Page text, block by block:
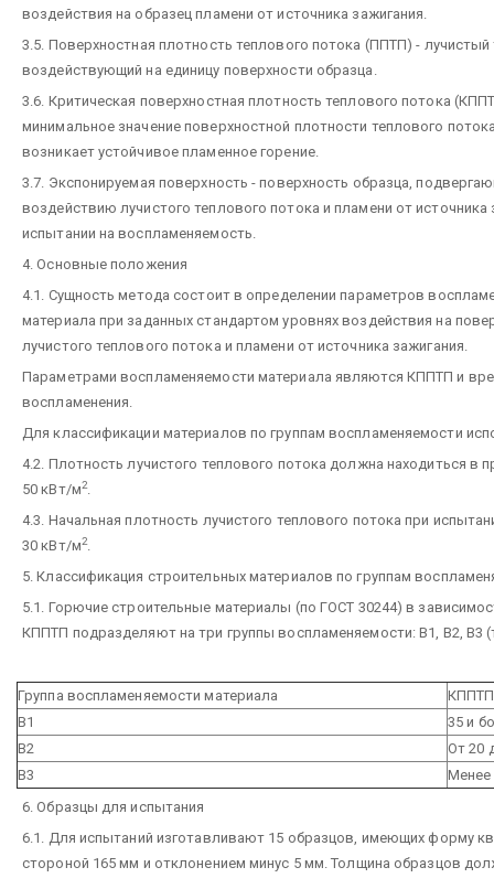
воздействия на образец пламени от источника зажигания.
3.5. Поверхностная плотность теплового потока (ППТП) -
воздействующий на единицу поверхности образца.
3.6. Критическая поверхностная плотность теплового потока
минимальное значение поверхностной плотности теплового
возникает устойчивое пламенное горение.
3.7. Экспонируемая поверхность - поверхность образца,
воздействию лучистого теплового потока и пламени от источника
испытании на воспламеняемость.
4. Основные положения
4.1. Сущность метода состоит в определении параметров
материала при заданных стандартом уровнях воздействия на
лучистого теплового потока и пламени от источника зажигания.
Параметрами воспламеняемости материала являются КППТП и
воспламенения.
Для классификации материалов по группам воспламеняемости
4.2. Плотность лучистого теплового потока должна находиться в
50 кВт/м2.
4.3. Начальная плотность лучистого теплового потока при
30 кВт/м2.
5. Классификация строительных материалов по группам
5.1. Горючие строительные материалы (по ГОСТ 30244) в
КППТП подразделяют на три группы воспламеняемости: В1, В2, В3
Группа воспламеняемости материала
В1
35 и
В2
От 20
В3
Менее
6. Образцы для испытания
6.1. Для испытаний изготавливают 15 образцов, имеющих форму
стороной 165 мм и отклонением минус 5 мм. Толщина образцов